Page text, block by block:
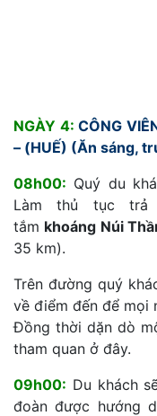
NGÀY 4: CÔNG
– (HUẾ) (Ăn sáng,
08h00: Quý du
Làm thủ tục trả
tắm khoáng Núi
35 km).
Trên đường quý
về điểm đến để mọi
Đồng thời dặn dò
tham quan ở đây.
09h00: Du khách
đoàn được hướng